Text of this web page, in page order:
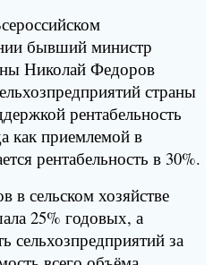
бывший министр
Николай Федоров
страны
рентабельность
как приемлемой в
рентабельность в 30%.
в сельском хозяйстве
25% годовых, а
сельхозпредприятий за